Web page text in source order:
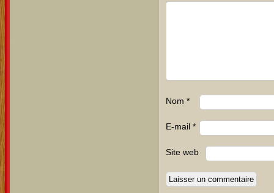
Nom *
E-mail *
Site web